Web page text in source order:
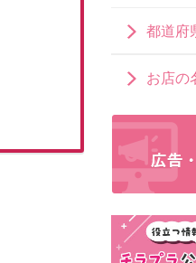
都道府
お店の